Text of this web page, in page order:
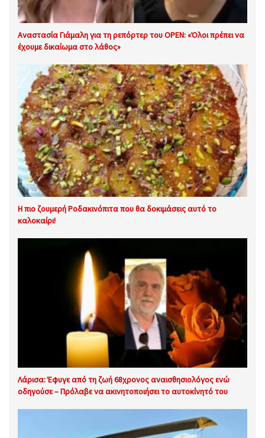
Αναστασία Γιάμαλη για τη ρεπόρτερ του OPEN: «Όλοι πρέπει να
έχουμε δικαίωμα στο λάθος»
Η πιο ζουμερή Ροδακινόπιτα που θα δοκιμάσεις αυτό το
καλοκαίρι!
Λάρισα: Έφυγε από τη ζωή 68χρονος αναισθησιολόγος ενώ
οδηγούσε – Πρόλαβε να ακινητοποιήσει το αυτοκίνητό του